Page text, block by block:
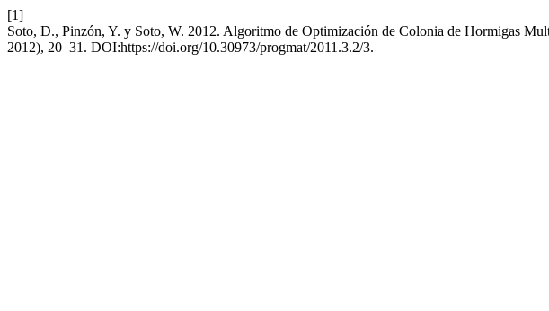
[1]
Soto, D., Pinzón, Y. y Soto, W. 2012. Algoritmo de Optimización de Colonia de Hormigas
2012), 20–31. DOI:https://doi.org/10.30973/progmat/2011.3.2/3.